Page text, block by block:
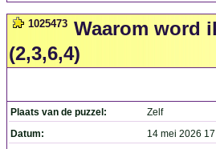
1025473 Waarom word
(2,3,6,4)
Plaats van de puzzel:
Zelf
Datum:
14 mei 2026